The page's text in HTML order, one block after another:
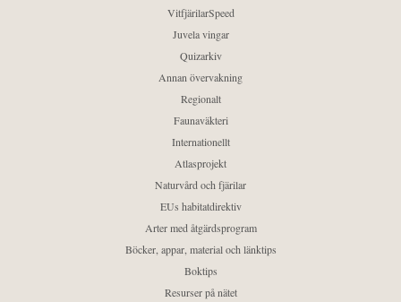
VitfjärilarSpeed
Juvela vingar
Quizarkiv
Annan övervakning
Regionalt
Faunaväkteri
Internationellt
Atlasprojekt
Naturvård och fjärilar
EUs habitatdirektiv
Arter med åtgärdsprogram
Böcker, appar, material och länktips
Boktips
Resurser på nätet